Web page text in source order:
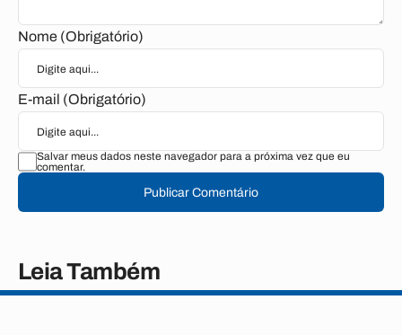
Nome (Obrigatório)
E-mail (Obrigatório)
Salvar meus dados neste navegador para a próxima vez que eu
comentar.
Publicar Comentário
Leia Também